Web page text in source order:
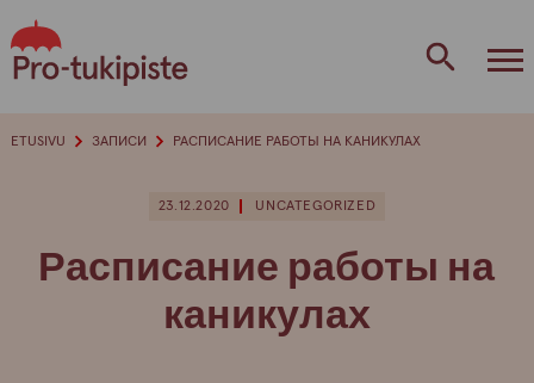
содержанию
ETUSIVU ЗАПИСИ РАСПИСАНИЕ РАБОТЫ НА КАНИКУЛАХ
23.12.2020 UNCATEGORIZED
Расписание работы на
каникулах